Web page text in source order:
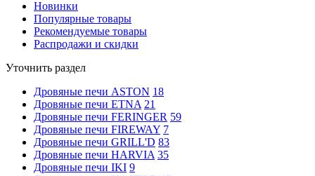
Новинки
Популярные товары
Рекомендуемые товары
Распродажи и скидки
Уточнить раздел
Дровяные печи ASTON 18
Дровяные печи ETNA 21
Дровяные печи FERINGER 59
Дровяные печи FIREWAY 7
Дровяные печи GRILL'D 83
Дровяные печи HARVIA 35
Дровяные печи IKI 9